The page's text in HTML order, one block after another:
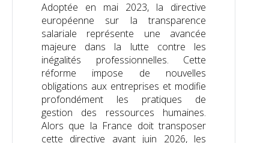
Adoptée en mai 2023, la directive
européenne sur la transparence
salariale représente une avancée
majeure dans la lutte contre les
inégalités professionnelles. Cette
réforme impose de nouvelles
obligations aux entreprises et modifie
profondément les pratiques de
gestion des ressources humaines.
Alors que la France doit transposer
cette directive avant juin 2026, les